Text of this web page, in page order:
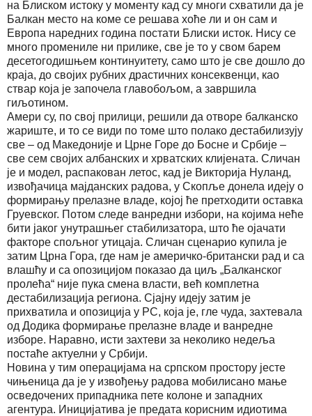
на Блиском истоку у моменту кад су многи схватили да је
Балкан место на коме се решава хоће ли и он сам и
Европа наредних година постати Блиски исток. Нису се
много промениле ни прилике, све је то у свом барем
десетогодишњем континуитету, само што је све дошло до
краја, до својих рубних драстичних консеквенци, као
ствар која је започела главобољом, а завршила
гиљотином.
Амери су, по свој прилици, решили да отворе балканско
жариште, и то се види по томе што полако дестабилизују
све – од Македоније и Црне Горе до Босне и Србије –
све сем својих албанских и хрватских клијената. Сличан
је и модел, распакован летос, кад је Викторија Нуланд,
извођачица мајданских радова, у Скопље донела идеју о
формирању прелазне владе, којој ће претходити оставка
Груевског. Потом следе ванредни избори, на којима неће
бити јаког унутрашњег стабилизатора, што ће ојачати
факторе спољног утицаја. Сличан сценарио купила је
затим Црна Гора, где нам је америчко-британски рад и са
влашћу и са опозицијом показао да циљ „Балканског
пролећа“ није пука смена власти, већ комплетна
дестабилизација региона. Сјајну идеју затим је
прихватила и опозиција у РС, која је, гле чуда, захтевала
од Додика формирање прелазне владе и ванредне
изборе. Наравно, исти захтеви за неколико недеља
постаће актуелни у Србији.
Новина у тим операцијама на српском простору јесте
чињеница да је у извођењу радова мобилисано мање
осведочених припадника пете колоне и западних
агентура. Иницијатива је предата корисним идиотима